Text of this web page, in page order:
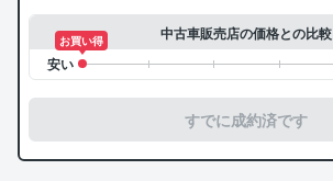
中古車販売店の価格との比較
お買い得
すでに成約済です